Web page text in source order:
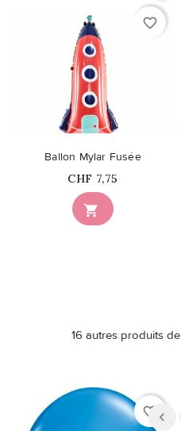
favorite_border

Ballon Mylar Fusée
Prix
CHF 7,75
16 autres produits
favorite_border